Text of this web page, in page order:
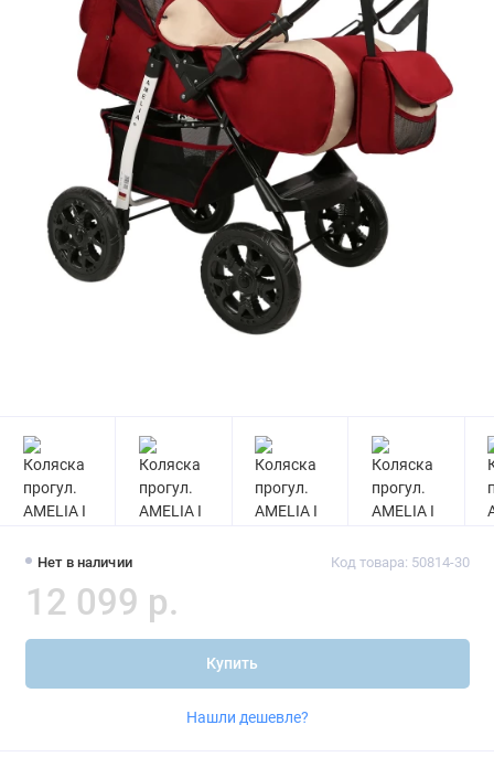
Нет в наличии Код товара: 50814-30
12 099 р.
Купить
Нашли дешевле?